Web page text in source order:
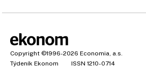
Copyright ©1996-2026 Economia, a.s.
Týdeník Ekonom
ISSN 1210-0714